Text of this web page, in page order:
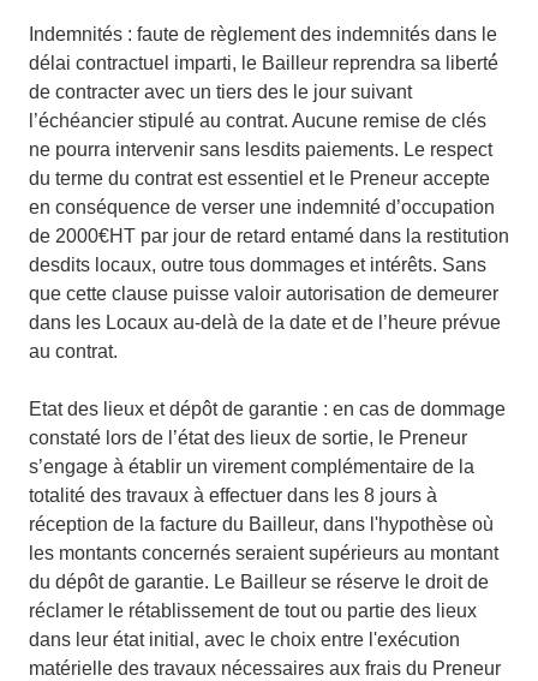
Indemnités : faute de règlement des indemnités dans le
délai contractuel imparti, le Bailleur reprendra sa liberté́
de contracter avec un tiers des le jour suivant
l’échéancier stipulé au contrat. Aucune remise de clés
ne pourra intervenir sans lesdits paiements. Le respect
du terme du contrat est essentiel et le Preneur accepte
en conséquence de verser une indemnité d’occupation
de 2000€HT par jour de retard entamé dans la restitution
desdits locaux, outre tous dommages et intérêts. Sans
que cette clause puisse valoir autorisation de demeurer
dans les Locaux au-delà de la date et de l’heure prévue
au contrat.
Etat des lieux et dépôt de garantie : en cas de dommage
constaté lors de l’état des lieux de sortie, le Preneur
s’engage à établir un virement complémentaire de la
totalité des travaux à effectuer dans les 8 jours à
réception de la facture du Bailleur, dans l'hypothèse où
les montants concernés seraient supérieurs au montant
du dépôt de garantie. Le Bailleur se réserve le droit de
réclamer le rétablissement de tout ou partie des lieux
dans leur état initial, avec le choix entre l'exécution
matérielle des travaux nécessaires aux frais du Preneur